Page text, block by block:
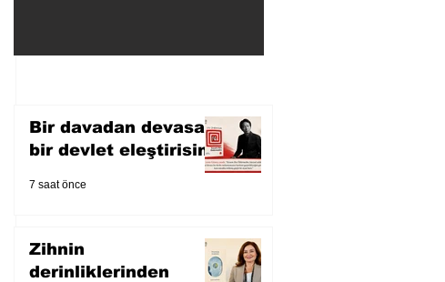
Bir davadan devasa
bir devlet eleştirisine
7 saat önce
Zihnin
derinliklerinden